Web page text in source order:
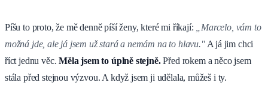
Píšu to proto, že mě denně píší ženy, které mi říkají:
„Marcelo, vám to
možná jde, ale já jsem už stará a nemám na to hlavu."A já jim chci
říct jednu věc.Měla jsem to úplně stejně.Před rokem a něco jsem
stála před stejnou výzvou. A když jsem ji udělala, můžeš i ty.